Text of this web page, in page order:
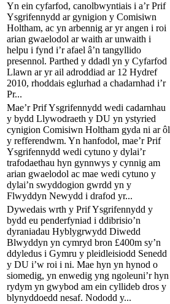
Yn ein cyfarfod, canolbwyntiais i a’r Prif
Ysgrifennydd ar gynigion y Comisiwn
Holtham, ac yn arbennig ar yr angen i roi
arian gwaelodol ar waith ar unwaith i
helpu i fynd i’r afael â’n tangyllido
presennol. Parthed y ddadl yn y Cyfarfod
Llawn ar yr ail adroddiad ar 12 Hydref
2010, rhoddais eglurhad a chadarnhad i’r
Pr...
Mae’r Prif Ysgrifennydd wedi cadarnhau
y bydd Llywodraeth y DU yn ystyried
cynigion Comisiwn Holtham gyda ni ar ôl
y refferendwm. Yn hanfodol, mae’r Prif
Ysgrifennydd wedi cytuno y dylai’r
trafodaethau hyn gynnwys y cynnig am
arian gwaelodol ac mae wedi cytuno y
dylai’n swyddogion gwrdd yn y
Flwyddyn Newydd i drafod yr...
Dywedais wrth y Prif Ysgrifennydd y
bydd eu penderfyniad i ddibrisio’n
dyraniadau Hyblygrwydd Diwedd
Blwyddyn yn cymryd bron £400m sy’n
ddyledus i Gymru y pleidleisiodd Senedd
y DU i’w roi i ni. Mae hyn yn hynod o
siomedig, yn enwedig yng ngoleuni’r hyn
rydym yn gwybod am ein cyllideb dros y
blynyddoedd nesaf. Nododd y...